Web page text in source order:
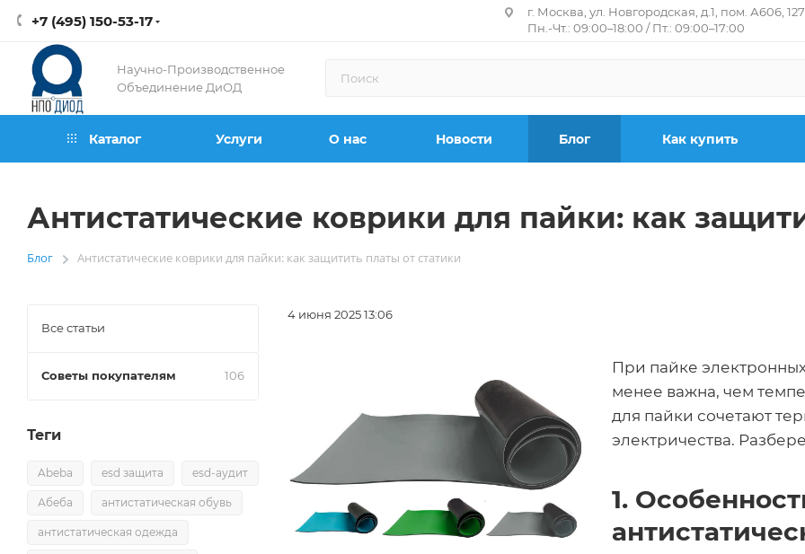
+7 (495) 150-53-17
г. Москва, ул. Новгородская, д.1, пом. А606,
Пн.-Чт.: 09:00–18:00 / Пт.: 09:00–17:00
Научно-Производственное
Объединение ДиОД
Каталог Услуги О нас Новости Блог Как купить
Антистатические коврики для пайки: как
Блог —
Антистатические коврики для пайки: как защитить платы от статики
4 июня 2025 13:06
При пайке
менее важна, чем
для пайки сочетают
электричества.
1.
Все статьи
Советы покупателям 106
Теги
Abeba esd защита esd-аудит
Абеба антистатическая обувь
антистатическая одежда